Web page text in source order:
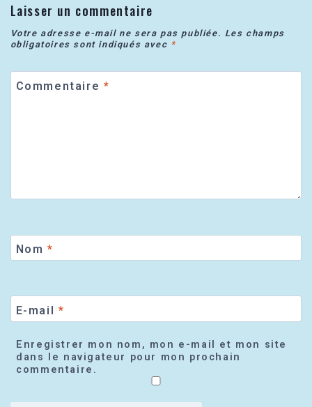
Laisser un commentaire
Votre adresse e-mail ne sera pas publiée. Les champs
obligatoires sont indiqués avec *
Commentaire *
Nom *
E-mail *
Enregistrer mon nom, mon e-mail et mon site
dans le navigateur pour mon prochain
commentaire.